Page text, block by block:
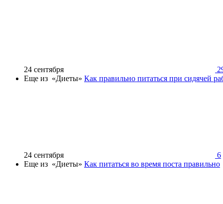
24 сентября
Еще из «Диеты» Как правильно питаться при сидячей
24 сентября
6
Еще из «Диеты» Как питаться во время поста правильно